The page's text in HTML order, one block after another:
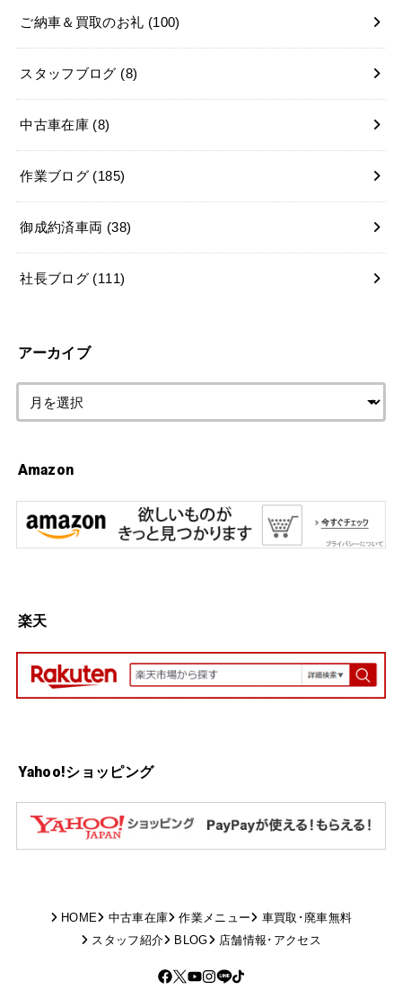
ご納車＆買取のお礼 (100)
スタッフブログ (8)
中古車在庫 (8)
作業ブログ (185)
御成約済車両 (38)
社長ブログ (111)
アーカイブ
Amazon
楽天
Yahoo!ショッピング
HOME 中古車在庫 作業メニュー
車買取･廃車無料
スタッフ紹介
BLOG 店舗情報･アクセス